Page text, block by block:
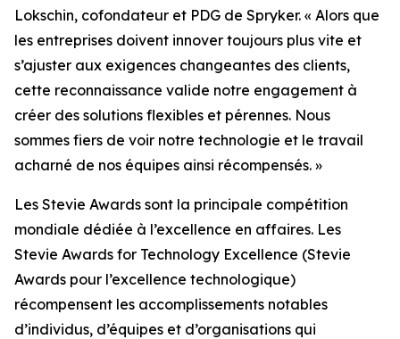
Lokschin, cofondateur et PDG de Spryker. « Alors que
les entreprises doivent innover toujours plus vite et
s’ajuster aux exigences changeantes des clients,
cette reconnaissance valide notre engagement à
créer des solutions flexibles et pérennes. Nous
sommes fiers de voir notre technologie et le travail
acharné de nos équipes ainsi récompensés. »
Les Stevie Awards sont la principale compétition
mondiale dédiée à l’excellence en affaires. Les
Stevie Awards for Technology Excellence (Stevie
Awards pour l’excellence technologique)
récompensent les accomplissements notables
d’individus, d’équipes et d’organisations qui